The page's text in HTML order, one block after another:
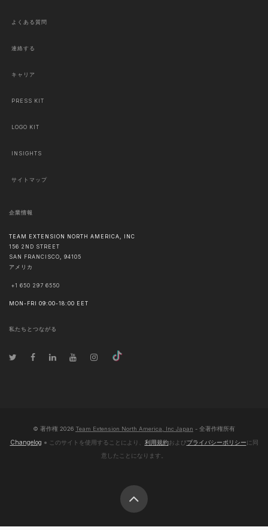
よくある質問
連絡する
キャリア
PRESS KIT
LOGO KIT
INSIGHTS
サイトマップ
企業情報
TEAM EXTENSION NORTH AMERICA, INC
156 2ND STREET
SAN FRANCISCO
94105
アメリカ
+1 650 297 6550
MON-FRI 09:00-18:00 EET
私たちとつながる
© 著作権 2026 Team Extension North America, Inc Japan - 全著作権所有
Changelog ● このサイトを使用することにより、 利用規約およびプライバシーポリシーに同
意したことになります。